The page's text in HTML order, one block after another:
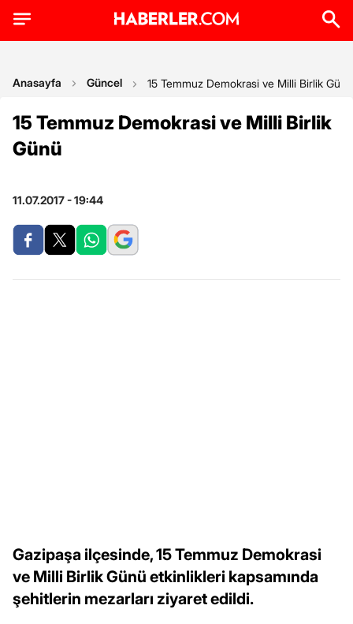
Anasayfa Güncel 15 Temmuz Demokrasi ve Milli Birlik Günü
15 Temmuz Demokrasi ve Milli Birlik
Günü
11.07.2017 - 19:44
Gazipaşa ilçesinde, 15 Temmuz Demokrasi
ve Milli Birlik Günü etkinlikleri kapsamında
şehitlerin mezarları ziyaret edildi.